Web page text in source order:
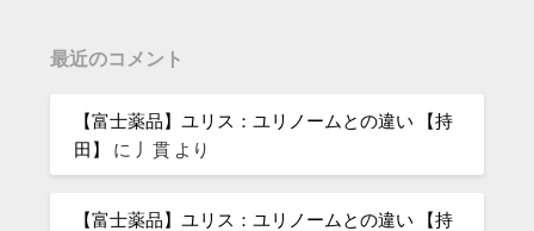
最近のコメント
【富士薬品】ユリス：ユリノームとの違い 【持
田】
に 丿貫 より
【富士薬品】ユリス：ユリノームとの違い 【持